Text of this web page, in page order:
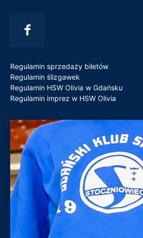
Regulamin sprzedaży biletów
Regulamin ślizgawek
Regulamin HSW Olivia w Gdańsku
Regulamin imprez w HSW Olivia